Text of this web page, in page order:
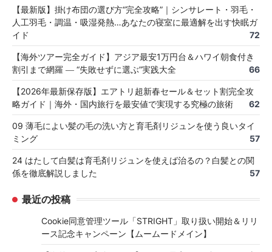
【最新版】掛け布団の選び方“完全攻略”｜シンサレート・羽毛・
人工羽毛・調温・吸湿発熱…あなたの寝室に最適解を出す快眠ガ
イド
72
【海外ツアー完全ガイド】アジア最安1万円台＆ハワイ朝食付き
割引まで網羅 ― “失敗せずに選ぶ”実践大全
66
【2026年最新保存版】エアトリ超新春セール＆セット割完全攻
略ガイド｜海外・国内旅行を最安値で実現する究極の旅術
62
09 薄毛によい髪の毛の洗い方と育毛剤リジュンを使う良いタイ
ミング
57
24 はたして白髪は育毛剤リジュンを使えば治るの？白髪との関
係を徹底解説しました
57
最近の投稿
Cookie同意管理ツール「STRIGHT」取り扱い開始＆リリ
ース記念キャンペーン【ムームードメイン】